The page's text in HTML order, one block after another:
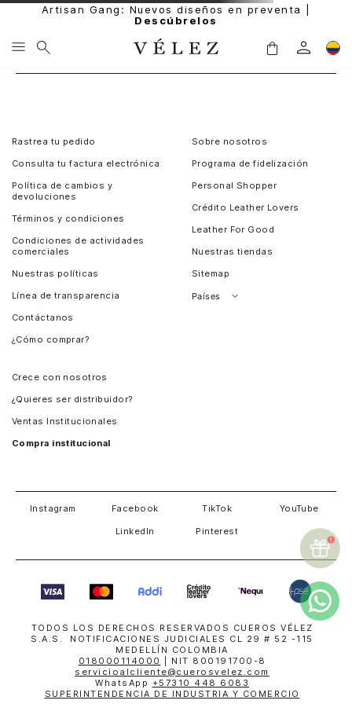
Artisan Gang: Nuevos diseños en preventa |
Descúbrelos
Rastrea tu pedido
Consulta tu factura electrónica
Política de cambios y
devoluciones
Términos y condiciones
Condiciones de actividades
comerciales
Nuestras políticas
Línea de transparencia
Contáctanos
¿Cómo comprar?
Sobre nosotros
Programa de fidelización
Personal Shopper
Crédito Leather Lovers
Leather For Good
Nuestras tiendas
Sitemap
Países
Crece con nosotros
¿Quieres ser distribuidor?
Ventas Institucionales
Compra institucional
Instagram Facebook TikTok YouTube
LinkedIn Pinterest
TODOS LOS DERECHOS RESERVADOS CUEROS VÉLEZ
S.A.S. NOTIFICACIONES JUDICIALES CL 29 # 52 -115
MEDELLÍN COLOMBIA
018000114000
| NIT 800191700-8
servicioalcliente@cuerosvelez.com
WhatsApp +57310 448 6083
SUPERINTENDENCIA DE INDUSTRIA Y COMERCIO